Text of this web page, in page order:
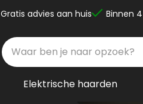
Gratis advies aan huis Binnen
Elektrische haarden